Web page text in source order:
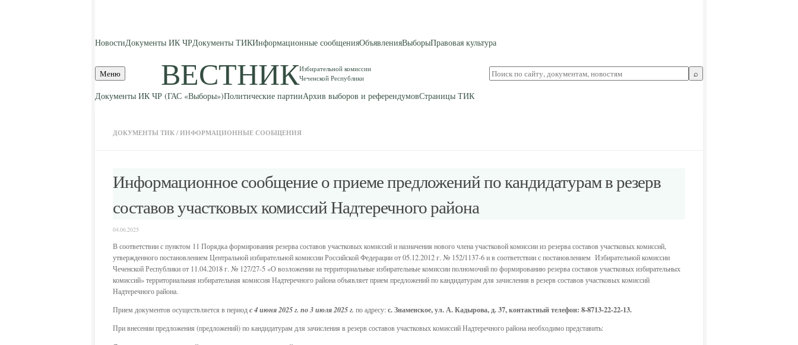
НовостиДокументы ИК ЧРДокументы ТИКИнформационные сообщенияОбъявленияВыборыПравовая культура
Меню ВЕСТНИКИзбирательной комиссии
Чеченской Республики
Поиск
по
⌕
Документы ИК ЧР (ГАС «Выборы»)Политические партииАрхив выборов и референдумовСтраницы ТИК
ДОКУМЕНТЫ ТИК/ИНФОРМАЦИОННЫЕ СООБЩЕНИЯ
Информационное сообщение о приеме предложений по кандидатурам в резерв
составов участковых комиссий Надтеречного района
04.06.2025
В соответствии с пунктом 11 Порядка формирования резерва составов участковых комиссий и назначения нового члена участковой комиссии из резерва составов участковых комиссий,
утвержденного постановлением Центральной избирательной комиссии Российской Федерации от 05.12.2012 г. № 152/1137-6 и в соответствии с постановлением Избирательной комиссии
Чеченской Республики от 11.04.2018 г. № 127/27-5 «О возложении на территориальные избирательные комиссии полномочий по формированию резерва составов участковых избирательных
комиссий» территориальная избирательная комиссия Надтеречного района объявляет прием предложений по кандидатурам для зачисления в резерв составов участковых комиссий
Надтеречного района.
Прием документов осуществляется в периодс 4 июня 2025 г. по 3 июля 2025 г. по адресу:с. Знаменское, ул. А. Кадырова, д. 37, контактный телефон: 8-8713-22-22-13.
При внесении предложения (предложений) по кандидатурам для зачисления в резерв составов участковых комиссий Надтеречного района необходимо представить: